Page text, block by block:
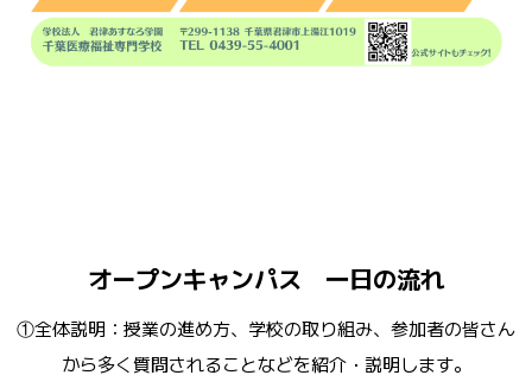
オープンキャンパス 一日の流れ
①全体説明：授業の進め方、学校の取り組み、参加者の皆さん
から多く質問されることなどを紹介・説明します。